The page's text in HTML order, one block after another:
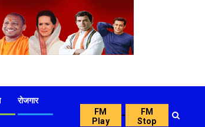
रोजगार
FM
Play
-
FM
Stop